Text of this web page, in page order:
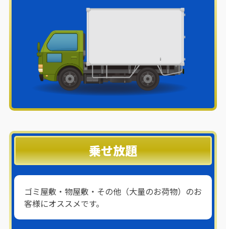
乗せ放題
ゴミ屋敷・物屋敷・その他（大量のお荷物）のお
客様にオススメです。